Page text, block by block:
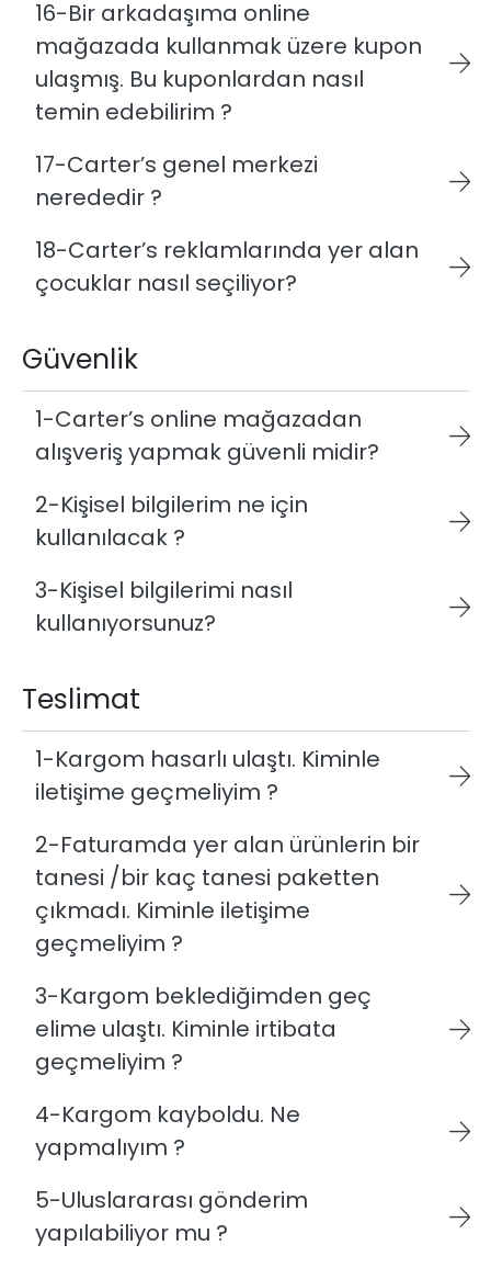
16-Bir arkadaşıma online
mağazada kullanmak üzere kupon
ulaşmış. Bu kuponlardan nasıl
temin edebilirim ?
17-Carter’s genel merkezi
nerededir ?
18-Carter’s reklamlarında yer alan
çocuklar nasıl seçiliyor?
Güvenlik
1-Carter’s online mağazadan
alışveriş yapmak güvenli midir?
2-Kişisel bilgilerim ne için
kullanılacak ?
3-Kişisel bilgilerimi nasıl
kullanıyorsunuz?
Teslimat
1-Kargom hasarlı ulaştı. Kiminle
iletişime geçmeliyim ?
2-Faturamda yer alan ürünlerin bir
tanesi /bir kaç tanesi paketten
çıkmadı. Kiminle iletişime
geçmeliyim ?
3-Kargom beklediğimden geç
elime ulaştı. Kiminle irtibata
geçmeliyim ?
4-Kargom kayboldu. Ne
yapmalıyım ?
5-Uluslararası gönderim
yapılabiliyor mu ?